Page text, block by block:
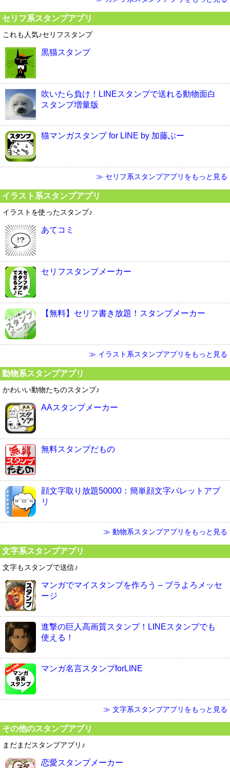
セリフ系スタンプアプリ
これも人気♪セリフスタンプ
黒猫スタンプ
吹いたら負け！LINEスタンプで送れる動物面白
スタンプ増量版
猫マンガスタンプ for LINE by 加藤ぶー
≫ セリフ系スタンプアプリをもっと見る
イラスト系スタンプアプリ
イラストを使ったスタンプ♪
あてコミ
セリフスタンプメーカー
【無料】セリフ書き放題！スタンプメーカー
≫ イラスト系スタンプアプリをもっと見る
動物系スタンプアプリ
かわいい動物たちのスタンプ♪
AAスタンプメーカー
無料スタンプだもの
顔文字取り放題50000：簡単顔文字パレットアプ
リ
≫ 動物系スタンプアプリをもっと見る
文字系スタンプアプリ
文字もスタンプで送信♪
マンガでマイスタンプを作ろう – ブラよろメッセ
ージ
進撃の巨人高画質スタンプ！LINEスタンプでも
使える！
マンガ名言スタンプforLINE
≫ 文字系スタンプアプリをもっと見る
その他のスタンプアプリ
まだまだスタンプアプリ♪
恋愛スタンプメーカー